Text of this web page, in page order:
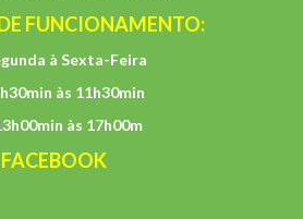
FUNCIONAMENTO:
à Sexta-Feira
às 11h30min
às 17h00m
FACEBOOK